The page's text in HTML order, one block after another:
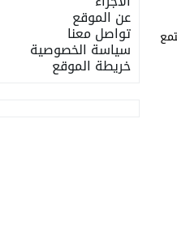
عن الموقع
تواصل معنا
سياسة الخصوصية
خريطة الموقع